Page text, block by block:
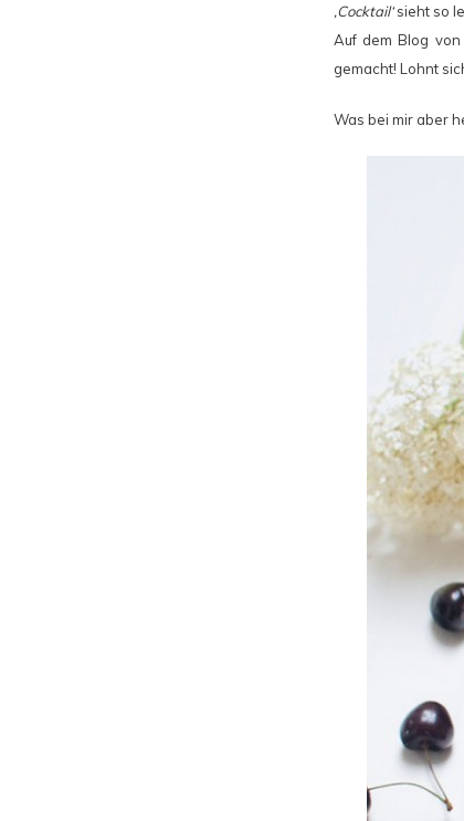
‚Cocktail‘sieht so
Auf dem Blog
gemacht! Lohnt
Was bei mir aber